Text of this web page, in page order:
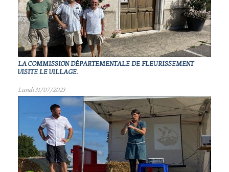
LA COMMISSION DÉPARTEMENTALE DE FLEURISSEMENT
VISITE LE VILLAGE.
Lundi 31/07/2023